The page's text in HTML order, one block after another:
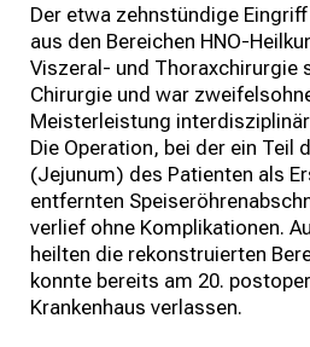
Der etwa zehnstündige
aus den Bereichen HNO-
Viszeral- und Thoraxchirurgie
Chirurgie und war
Meisterleistung
Die Operation, bei der ein Teil
(Jejunum) des Patienten als
entfernten
verlief ohne Komplikationen.
heilten die rekonstruierten
konnte bereits am 20.
Krankenhaus verlassen.